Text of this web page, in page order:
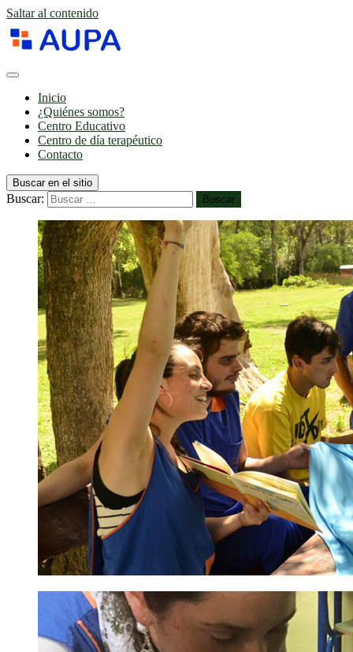
Saltar al contenido
Inicio
¿Quiénes somos?
Centro Educativo
Centro de día terapéutico
Contacto
Buscar en el sitio
Buscar: Buscar